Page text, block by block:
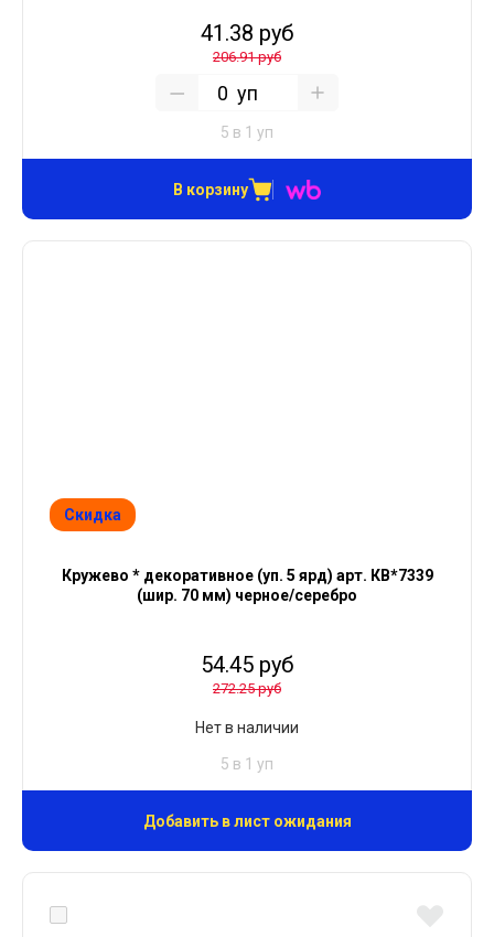
41.38 руб
206.91 руб
уп
5 в 1 уп
В корзину
Скидка
Кружево * декоративное (уп. 5 ярд) арт. КВ*7339
(шир. 70 мм) черное/серебро
54.45 руб
272.25 руб
Нет в наличии
5 в 1 уп
Добавить в лист ожидания